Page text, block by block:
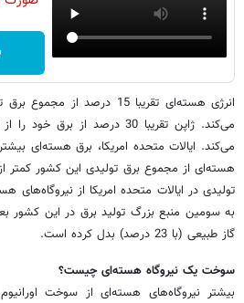
انرژی هسته‌ای تقریبا 15 درصد
می‌کند. ژاپن تقریبا 30 درصد از
می‌کند. ایالات متحده امریکا، برق هسته‌ای
تولیدی در ایالات متحده امریکا از نیروگاه‌های
گاز طبیعی (با 23 درصد) بدل کرده است.
سوخت یک نیروگاه هسته‌ای چیست؟
بیشتر نیروگاه‌های هسته‌ای از سوخت